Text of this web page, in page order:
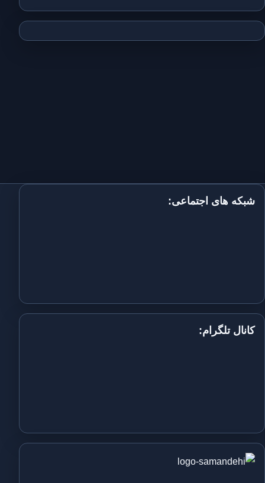
شبکه های اجتماعی:
کانال تلگرام: